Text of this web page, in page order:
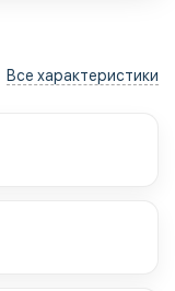
Все характеристики